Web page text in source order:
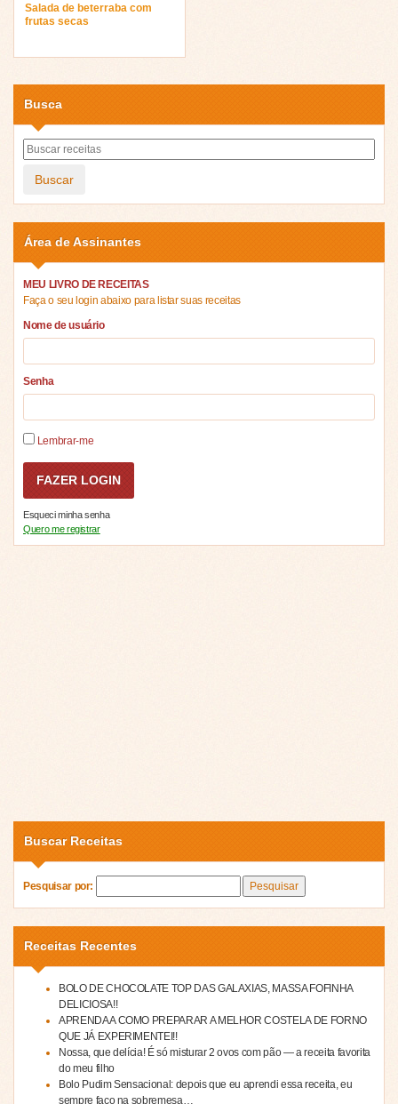
Salada de beterraba com
frutas secas
Busca
Buscar
Área de Assinantes
MEU LIVRO DE RECEITAS
Faça o seu login abaixo para listar suas receitas
Nome de usuário
Senha
Lembrar-me
Esqueci minha senha
Quero me registrar
Buscar Receitas
Pesquisar por:
Receitas Recentes
BOLO DE CHOCOLATE TOP DAS GALAXIAS, MASSA FOFINHA
DELICIOSA!!
APRENDA A COMO PREPARAR A MELHOR COSTELA DE FORNO
QUE JÁ EXPERIMENTEI!!
Nossa, que delícia! É só misturar 2 ovos com pão — a receita favorita
do meu filho
Bolo Pudim Sensacional: depois que eu aprendi essa receita, eu
sempre faço na sobremesa…